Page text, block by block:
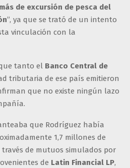
de excursión de pesca del
”, ya que se trató de un intento
vinculación con la
tanto el Banco Central de
tributaria de ese país emitieron
que no existe ningún lazo
que Rodríguez había
1,7 millones de
de mutuos simulados por
de Latin Financial LP,